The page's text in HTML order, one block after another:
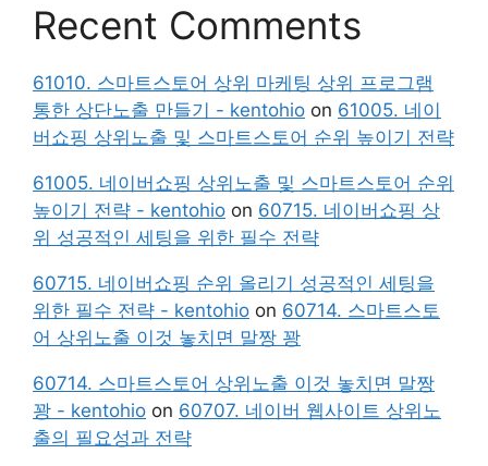
Recent Comments
61010. 스마트스토어 상위 마케팅 상위 프로그램
통한 상단노출 만들기 - kentohio on 61005. 네이
버쇼핑 상위노출 및 스마트스토어 순위 높이기 전략
61005. 네이버쇼핑 상위노출 및 스마트스토어 순위
높이기 전략 - kentohio on 60715. 네이버쇼핑 상
위 성공적인 세팅을 위한 필수 전략
60715. 네이버쇼핑 순위 올리기 성공적인 세팅을
위한 필수 전략 - kentohio on 60714. 스마트스토
어 상위노출 이것 놓치면 말짱 꽝
60714. 스마트스토어 상위노출 이것 놓치면 말짱
꽝 - kentohio on 60707. 네이버 웹사이트 상위노
출의 필요성과 전략